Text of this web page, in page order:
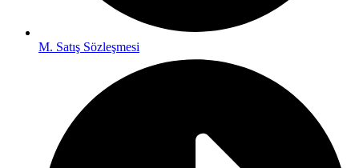
M. Satış Sözleşmesi